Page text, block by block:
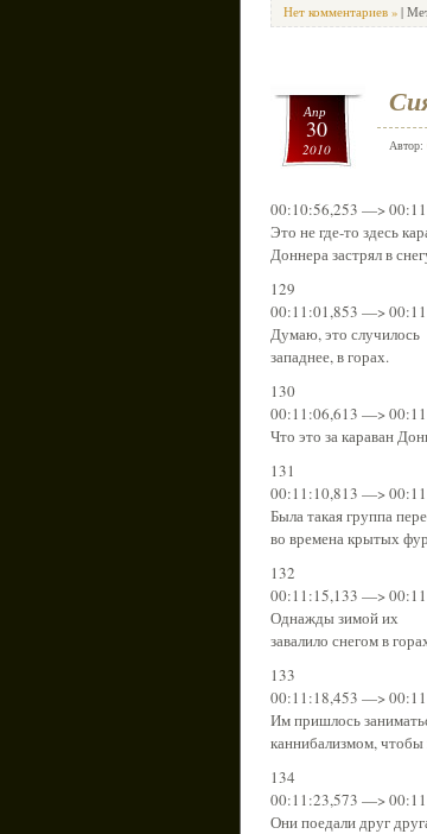
Нет комментариев » |
Апр
30
2010 Автор:
00:10:56,253 —>
Это не где-то здесь
Доннера застрял в
129
00:11:01,853 —>
Думаю, это случилось
западнее, в горах.
130
00:11:06,613 —>
Что это за караван
131
00:11:10,813 —>
Была такая группа
во времена крытых
132
00:11:15,133 —>
Однажды зимой их
завалило снегом в
133
00:11:18,453 —>
Им пришлось
каннибализмом,
134
00:11:23,573 —>
Они поедали друг